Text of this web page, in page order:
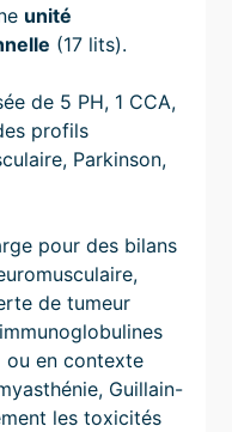
unité
(17 lits).
de 5 PH, 1 CCA,
profils
Parkinson,
pour des bilans
de tumeur
ou en contexte
Guillain-
les toxicités